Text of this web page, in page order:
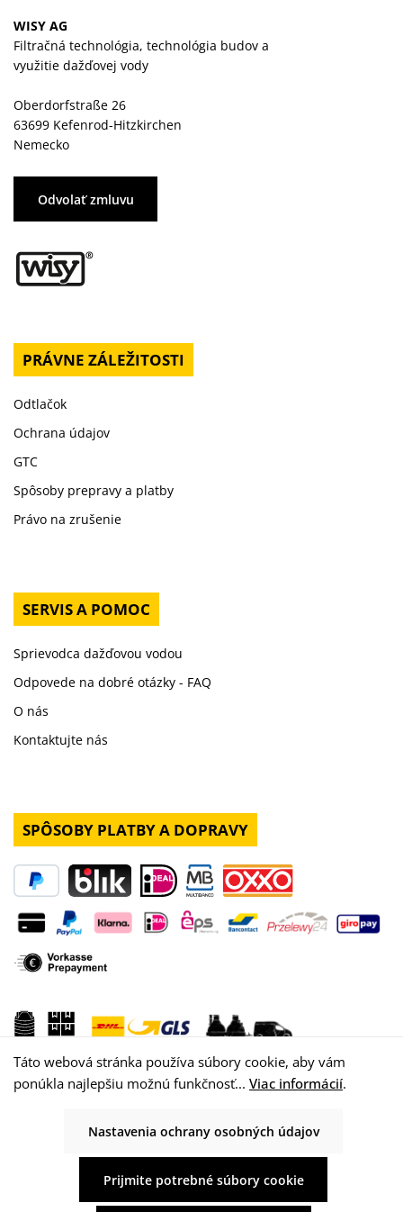
WISY AG
Filtračná technológia, technológia budov a
využitie dažďovej vody
Oberdorfstraße 26
63699 Kefenrod-Hitzkirchen
Nemecko
Odvolať zmluvu
PRÁVNE ZÁLEŽITOSTI
Odtlačok
Ochrana údajov
GTC
Spôsoby prepravy a platby
Právo na zrušenie
SERVIS A POMOC
Sprievodca dažďovou vodou
Odpovede na dobré otázky - FAQ
O nás
Kontaktujte nás
SPÔSOBY PLATBY A DOPRAVY
Táto webová stránka používa súbory cookie, aby vám
ponúkla najlepšiu možnú funkčnosť... Viac informácií.
Nastavenia ochrany osobných údajov
Prijmite potrebné súbory cookie